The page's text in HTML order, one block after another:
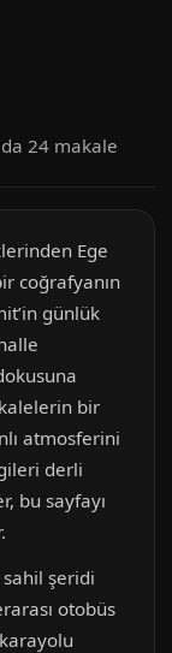
24 makale
Ege
coğrafyanın
günlük
bir
atmosferini
derli
bu sayfayı
sahil şeridi
otobüs